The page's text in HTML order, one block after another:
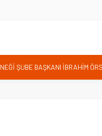
KARAR VERİLDİ
Başkanı İhsan KURNAZ